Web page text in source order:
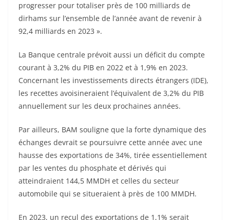
progresser pour totaliser près de 100 milliards de
dirhams sur l’ensemble de l’année avant de revenir à
92,4 milliards en 2023 ».
La Banque centrale prévoit aussi un déficit du compte
courant à 3,2% du PIB en 2022 et à 1,9% en 2023.
Concernant les investissements directs étrangers (IDE),
les recettes avoisineraient l’équivalent de 3,2% du PIB
annuellement sur les deux prochaines années.
Par ailleurs, BAM souligne que la forte dynamique des
échanges devrait se poursuivre cette année avec une
hausse des exportations de 34%, tirée essentiellement
par les ventes du phosphate et dérivés qui
atteindraient 144,5 MMDH et celles du secteur
automobile qui se situeraient à près de 100 MMDH.
En 2023, un recul des exportations de 1,1% serait